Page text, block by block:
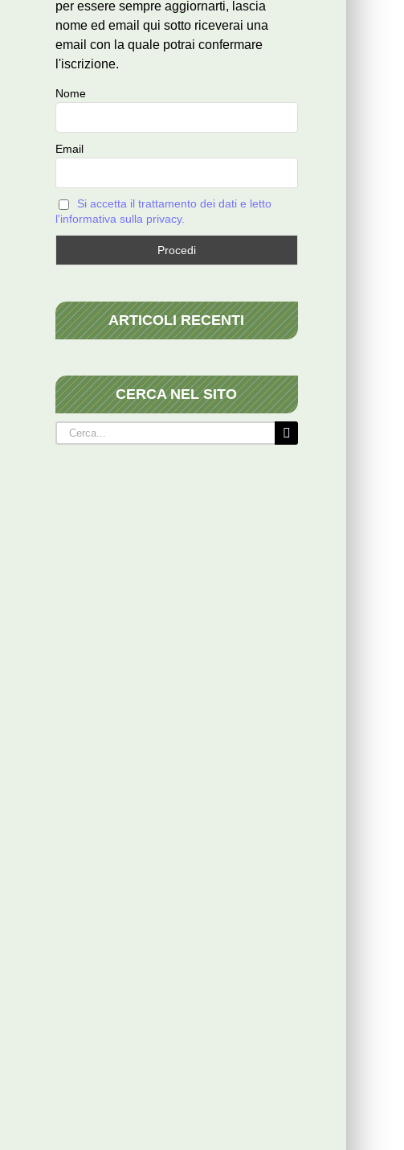
per essere sempre aggiornarti, lascia
nome ed email qui sotto riceverai una
email con la quale potrai confermare
l'iscrizione.
Nome
Email
Si accetta il trattamento dei dati e letto
l'informativa sulla privacy.
ARTICOLI RECENTI
CERCA NEL SITO
Cerca
per: